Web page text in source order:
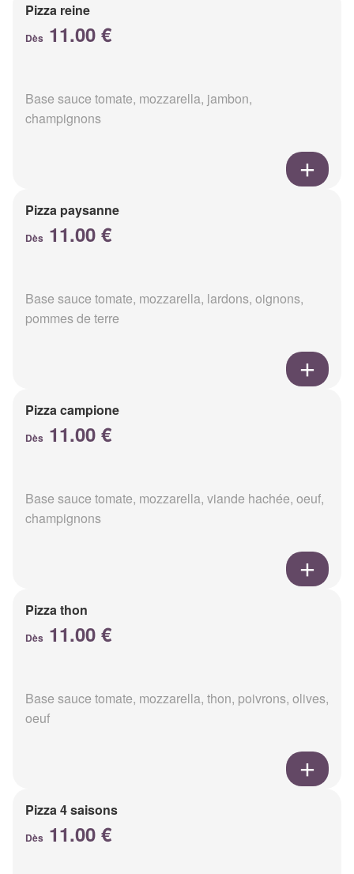
Pizza reine
Dès 11.00 €
Base sauce tomate, mozzarella, jambon,
champignons
Pizza paysanne
Dès 11.00 €
Base sauce tomate, mozzarella, lardons, oignons,
pommes de terre
Pizza campione
Dès 11.00 €
Base sauce tomate, mozzarella, viande hachée, oeuf,
champignons
Pizza thon
Dès 11.00 €
Base sauce tomate, mozzarella, thon, poivrons, olives,
oeuf
Pizza 4 saisons
Dès 11.00 €